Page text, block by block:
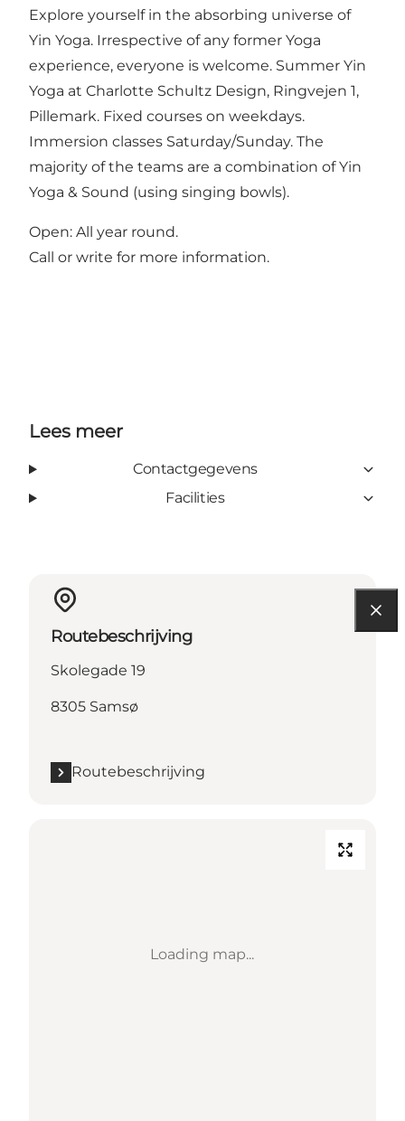
Explore yourself in the absorbing universe of
Yin Yoga. Irrespective of any former Yoga
experience, everyone is welcome. Summer Yin
Yoga at Charlotte Schultz Design, Ringvejen 1,
Pillemark. Fixed courses on weekdays.
Immersion classes Saturday/Sunday. The
majority of the teams are a combination of Yin
Yoga & Sound (using singing bowls).
Open: All year round.
Call or write for more information.
Lees meer
Contactgegevens
Facilities
Routebeschrijving
Skolegade 19
8305 Samsø
Routebeschrijving
Loading map...